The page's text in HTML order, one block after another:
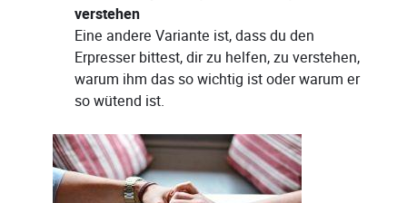
verstehen
Eine andere Variante ist, dass du den
Erpresser bittest, dir zu helfen, zu verstehen,
warum ihm das so wichtig ist oder warum er
so wütend ist.